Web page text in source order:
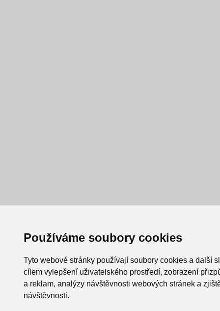
Používáme soubory cookies
Tyto webové stránky používají soubory cookies a další
cílem vylepšení uživatelského prostředí, zobrazení
a reklam, analýzy návštěvnosti webových stránek a
návštěvnosti.